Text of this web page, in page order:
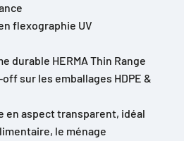
flexographie UV
durable HERMA Thin Range
sur les emballages HDPE &
en aspect transparent, idéal
le ménage